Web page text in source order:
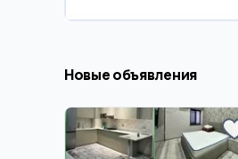
Новые объявления